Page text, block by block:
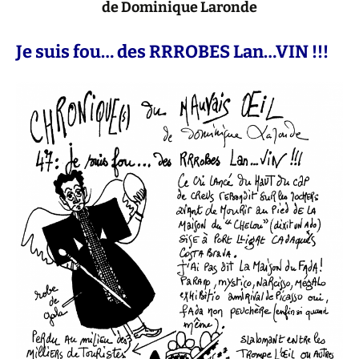
de Dominique Laronde
Je suis fou… des RRROBES Lan…VIN !!!